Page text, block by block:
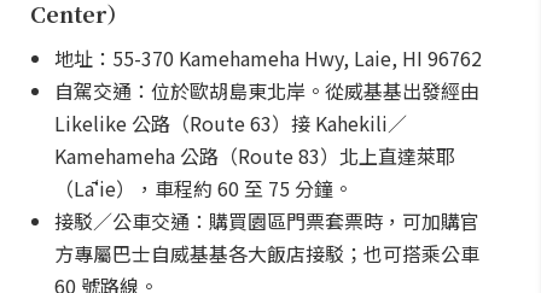
Center）
地址：55-370 Kamehameha Hwy, Laie, HI 96762
自駕交通：位於歐胡島東北岸。從威基基出發經由
Likelike 公路（Route 63）接 Kahekili／
Kamehameha 公路（Route 83）北上直達萊耶
（Lāʻie），車程約 60 至 75 分鐘。
接駁／公車交通：購買園區門票套票時，可加購官
方專屬巴士自威基基各大飯店接駁；也可搭乘公車
60 號路線。